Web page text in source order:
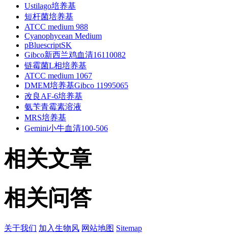
Ustilago培养基
短杆菌培养基
ATCC medium 988
Cyanophycean Medium
pBluescriptSK
Gibco新西兰鸡血清16110082
链霉菌L相培养基
ATCC medium 1067
DMEM培养基Gibco 11995065
改良AF-6培养基
氨苄青霉素溶液
MRS培养基
Gemini小牛血清100-506
相关文章
相关问答
关于我们 加入生物风 网站地图 Sitemap